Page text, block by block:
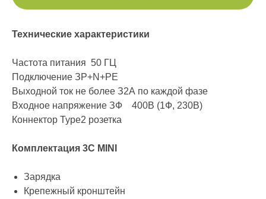
Технические характеристики
Частота питания 50 ГЦ
Подключение ЗР+N+РЕ
Выходной ток не более З2А по каждой фазе
Входное напряжение ЗФ 400В (1Ф, 230В)
Коннектор Туре2 розетка
Комплектация 3С MINI
Зарядка
Крепежный кронштейн